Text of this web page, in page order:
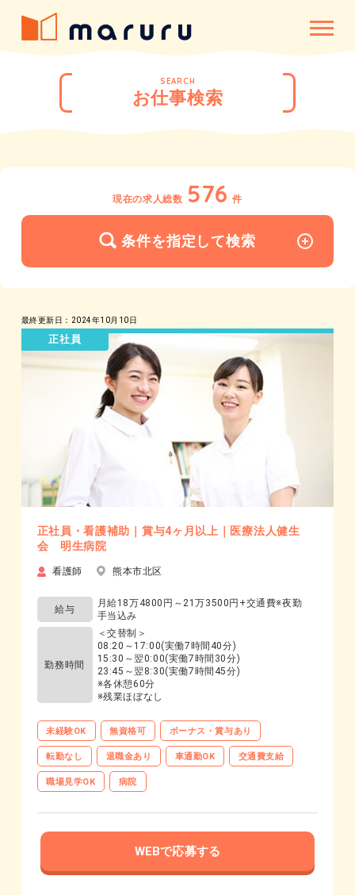
SEARCH
お仕事検索
現在の求人総数 576 件
条件を指定して検索
最終更新日：2024年10月10日
正社員
正社員・看護補助｜賞与4ヶ月以上｜医療法人健生
会 明生病院
看護師 熊本市北区
給与
月給18万4800円～21万3500円+交通費※夜勤
手当込み
勤務時間
＜交替制＞
08:20～17:00(実働7時間40分)
15:30～翌0:00(実働7時間30分)
23:45～翌8:30(実働7時間45分)
※各休憩60分
※残業ほぼなし
未経験OK 無資格可 ボーナス・賞与あり
転勤なし 退職金あり 車通勤OK 交通費支給
職場見学OK 病院
WEBで応募する